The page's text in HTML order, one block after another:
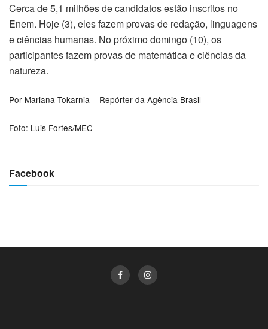
Cerca de 5,1 milhões de candidatos estão inscritos no
Enem. Hoje (3), eles fazem provas de redação, linguagens
e ciências humanas. No próximo domingo (10), os
participantes fazem provas de matemática e ciências da
natureza.
Por Mariana Tokarnia – Repórter da Agência Brasil
Foto: Luis Fortes/MEC
Facebook